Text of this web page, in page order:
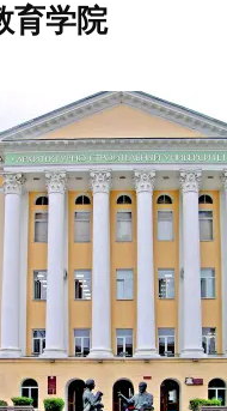
育学院